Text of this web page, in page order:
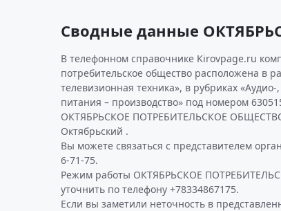
Сводные данные
В телефонном справочнике Kirovpage.ru
потребительское общество расположена в
телевизионная техника», в рубриках
питания – производство» под номером
ОКТЯБРЬСКОЕ ПОТРЕБИТЕЛЬСКОЕ ОБЩЕСТВО
Октябрьский .
Вы можете связаться с представителем
6-71-75.
Режим работы ОКТЯБРЬСКОЕ
уточнить по телефону +78334867175.
Если вы заметили неточность в